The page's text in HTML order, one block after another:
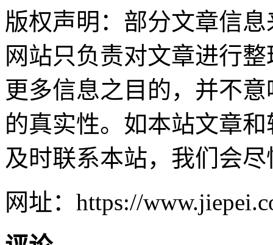
版权声明：部分文章信
网站只负责对文章进行
更多信息之目的，并不
的真实性。如本站文章
及时联系本站，我们会
网址：https://